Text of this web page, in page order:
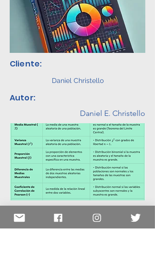
Cliente:
Daniel Christello
Autor:
Daniel E. Christello
En este proyecto he escrito un libro de